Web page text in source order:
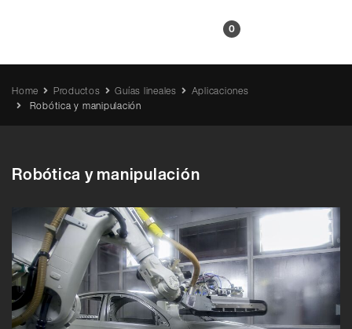
0
Home Productos Guías lineales
Aplicaciones
Robótica y manipulación
Robótica y manipulación